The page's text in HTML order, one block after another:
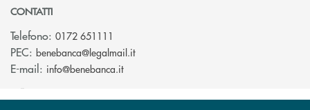
CONTATTI
Telefono: 0172 651111
PEC: benebanca@legalmail.it(si apre l’app di posta elettronica)
E-mail: info@benebanca.it(si apre l’app di posta elettronica)